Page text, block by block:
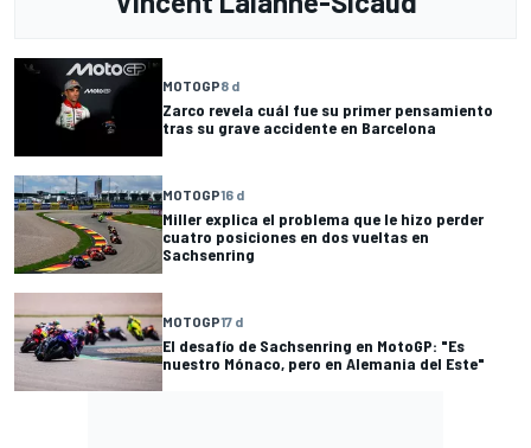
MOTOGP8 d
Zarco revela cuál fue su primer pensamiento
tras su grave accidente en Barcelona
MOTOGP16 d
Miller explica el problema que le hizo perder
cuatro posiciones en dos vueltas en
Sachsenring
MOTOGP17 d
El desafío de Sachsenring en MotoGP: "Es
nuestro Mónaco, pero en Alemania del Este"